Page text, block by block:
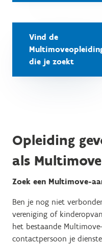
Vind de
die je zoekt
Opleiding
als
Zoek een Multimove-
Ben je nog niet
vereniging of
het bestaande
contactpersoon je